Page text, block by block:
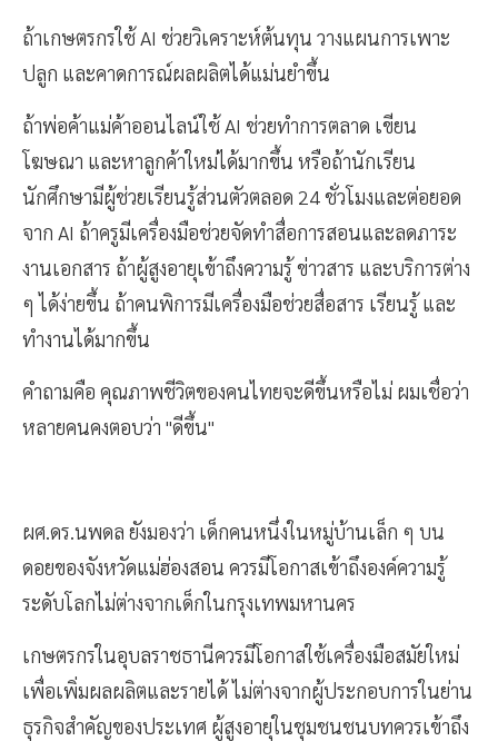
ถ้าเกษตรกรใช้ AI ช่วยวิเคราะห์ต้นทุน วางแผนการเพาะ
ปลูก และคาดการณ์ผลผลิตได้แม่นยำขึ้น
ถ้าพ่อค้าแม่ค้าออนไลน์ใช้ AI ช่วยทำการตลาด เขียน
โฆษณา และหาลูกค้าใหม่ได้มากขึ้น หรือถ้านักเรียน
นักศึกษามีผู้ช่วยเรียนรู้ส่วนตัวตลอด 24 ชั่วโมงและต่อยอด
จาก AI ถ้าครูมีเครื่องมือช่วยจัดทำสื่อการสอนและลดภาระ
งานเอกสาร ถ้าผู้สูงอายุเข้าถึงความรู้ ข่าวสาร และบริการต่าง
ๆ ได้ง่ายขึ้น ถ้าคนพิการมีเครื่องมือช่วยสื่อสาร เรียนรู้ และ
ทำงานได้มากขึ้น
คำถามคือ คุณภาพชีวิตของคนไทยจะดีขึ้นหรือไม่ ผมเชื่อว่า
หลายคนคงตอบว่า "ดีขึ้น"
ผศ.ดร.นพดล ยังมองว่า เด็กคนหนึ่งในหมู่บ้านเล็ก ๆ บน
ดอยของจังหวัดแม่ฮ่องสอน ควรมีโอกาสเข้าถึงองค์ความรู้
ระดับโลกไม่ต่างจากเด็กในกรุงเทพมหานคร
เกษตรกรในอุบลราชธานีควรมีโอกาสใช้เครื่องมือสมัยใหม่
เพื่อเพิ่มผลผลิตและรายได้ ไม่ต่างจากผู้ประกอบการในย่าน
ธุรกิจสำคัญของประเทศ ผู้สูงอายุในชุมชนชนบทควรเข้าถึง